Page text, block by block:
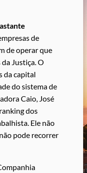
de
de operar que
Justiça. O
da capital
do sistema de
Caio, José
dos
Ele não
pode recorrer